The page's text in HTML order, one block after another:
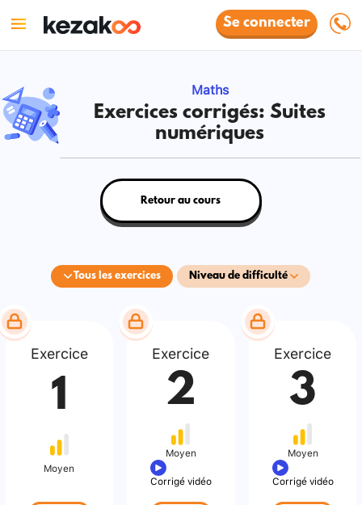
Se connecter
Maths
Exercices corrigés: Suites
numériques
Tous les exercices Niveau de difficulté
Retour au cours
Exercice
1
Moyen
Exercice
2
Moyen
Corrigé vidéo
Exercice
3
Moyen
Corrigé vidéo